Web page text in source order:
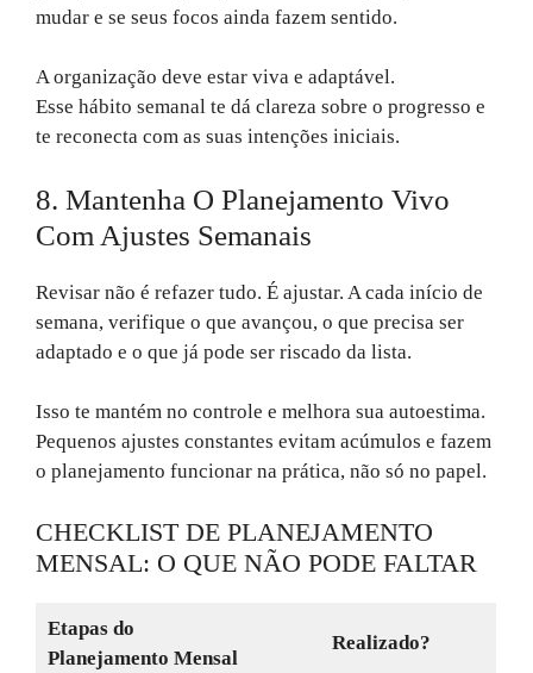
mudar e se seus focos ainda fazem sentido.
A organização deve estar viva e adaptável.
Esse hábito semanal te dá clareza sobre o progresso e
te reconecta com as suas intenções iniciais.
8. Mantenha O Planejamento Vivo
Com Ajustes Semanais
Revisar não é refazer tudo. É ajustar. A cada início de
semana, verifique o que avançou, o que precisa ser
adaptado e o que já pode ser riscado da lista.
Isso te mantém no controle e melhora sua autoestima.
Pequenos ajustes constantes evitam acúmulos e fazem
o planejamento funcionar na prática, não só no papel.
CHECKLIST DE PLANEJAMENTO
MENSAL: O QUE NÃO PODE FALTAR
Etapas do
Planejamento Mensal
Realizado?